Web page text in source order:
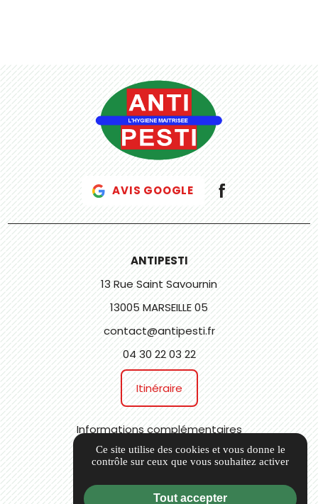
AVIS GOOGLE
ANTIPESTI
13 Rue Saint Savournin
13005 MARSEILLE 05
contact@antipesti.fr
04 30 22 03 22
Itinéraire
Informations complémentaires
Mentions légales
CGV
Ce site utilise des cookies et vous donne le
contrôle sur ceux que vous souhaitez activer
Tout accepter